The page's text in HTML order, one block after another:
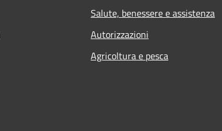
Salute, benessere e assistenza
Autorizzazioni
Agricoltura e pesca